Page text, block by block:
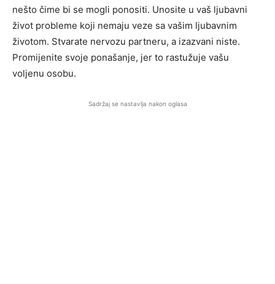
nešto čime bi se mogli ponositi. Unosite u vaš ljubavni
život probleme koji nemaju veze sa vašim ljubavnim
životom. Stvarate nervozu partneru, a izazvani niste.
Promijenite svoje ponašanje, jer to rastužuje vašu
voljenu osobu.
Sadržaj se nastavlja nakon oglasa